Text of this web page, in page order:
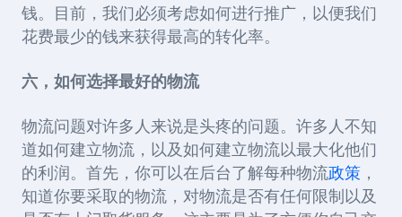
钱。目前，我们必须考虑如何进行推广，以便我们
花费最少的钱来获得最高的转化率。
六，如何选择最好的物流
物流问题对许多人来说是头疼的问题。许多人不知
道如何建立物流，以及如何建立物流以最大化他们
的利润。首先，你可以在后台了解每种物流政策 ，
知道你要采取的物流，对物流是否有任何限制以及